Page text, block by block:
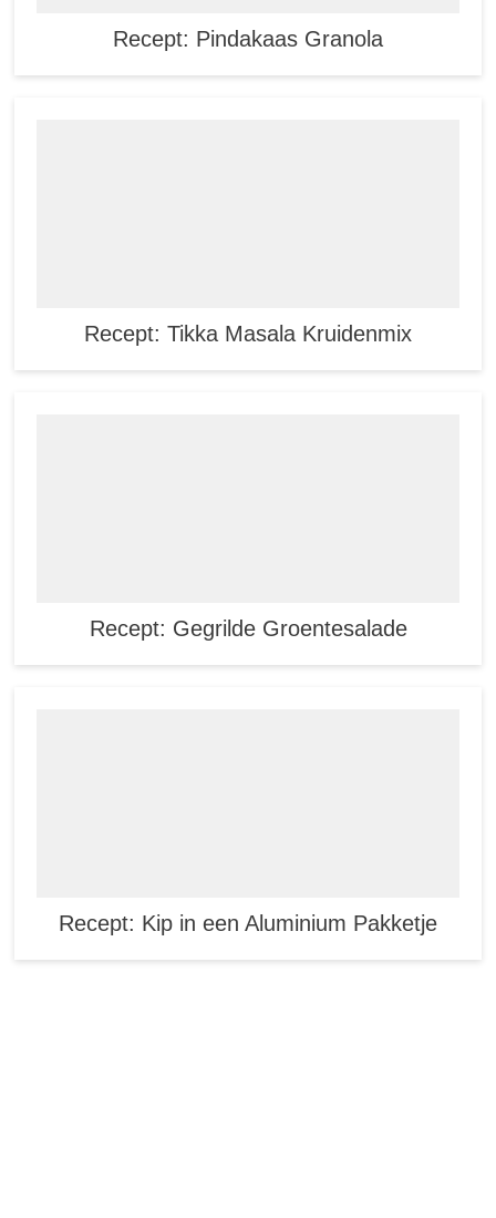
Recept: Pindakaas Granola
Recept: Tikka Masala Kruidenmix
Recept: Gegrilde Groentesalade
Recept: Kip in een Aluminium Pakketje